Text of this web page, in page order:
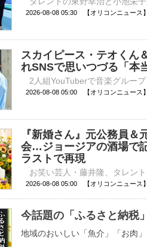
2026-08-08 05:30 【オリコンニュース】
スカイピース・テオく
れSNSで思いつづる「本
2026-08-08 05:00 【オリコンニュース】
『新婚さん』元公務員
会…ジョージアの酒場で
ラストで再現
2026-08-08 05:00 【オリコンニュース】
今話題の「ふるさと納税」
地域のおいしい「魚介」「お肉